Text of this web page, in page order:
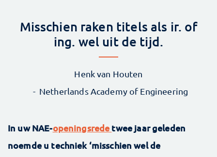
Misschien raken titels als ir. of
ing. wel uit de tijd.
Henk van Houten
Netherlands Academy of Engineering
In uw NAE-openingsrede twee jaar geleden
noemde u techniek ‘misschien wel de